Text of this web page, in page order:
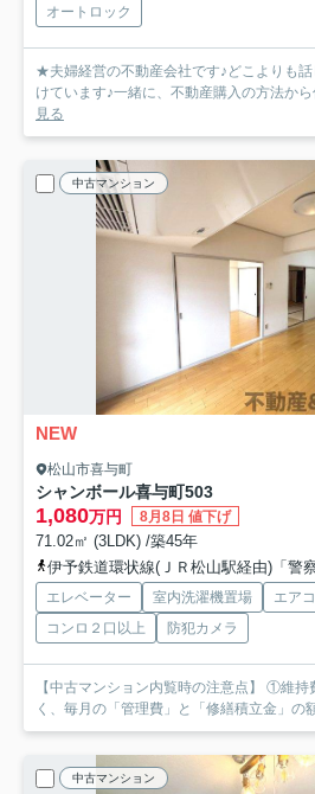
オートロック
★夫婦経営の不動産会社です♪どこよりも
けています♪一緒に、不動産購入の方法から
見る
中古マンション
NEW
松山市喜与町
シャンボール喜与町503
1,080万円 8月8日 値下げ
71.02㎡ (3LDK) /築45年
伊予鉄道環状線(ＪＲ松山駅経由)「警
エレベーター 室内洗濯機置場 エア
コンロ２口以上
防犯カメラ
【中古マンション内覧時の注意点】 ①維
く、毎月の「管理費」と「修繕積立金」の
中古マンション